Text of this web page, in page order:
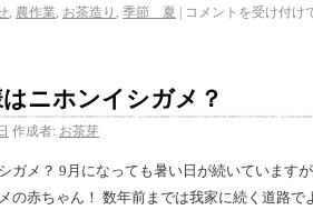
, 農作業, お茶造り , 季節 夏 コメントを受け付け
ニホンイシガメ？
作成者: お茶芽
ガメ？ 9月になっても暑い日が続いています
の赤ちゃん！ 数年前までは我家に続く道路